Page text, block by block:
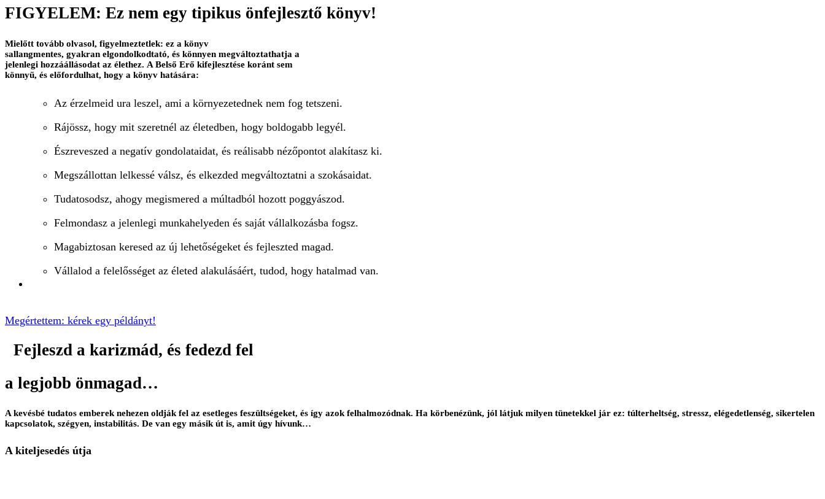
FIGYELEM: Ez nem egy tipikus önfejlesztő könyv!
Mielőtt tovább olvasol, figyelmeztetlek: ez a könyv
sallangmentes, gyakran elgondolkodtató, és könnyen megváltoztathatja a
jelenlegi hozzáállásodat az élethez. A Belső Erő kifejlesztése koránt sem
könnyű, és előfordulhat, hogy a könyv hatására:
Az érzelmeid ura leszel, ami a környezetednek nem fog tetszeni.
Rájössz, hogy mit szeretnél az életedben, hogy boldogabb legyél.
Észreveszed a negatív gondolataidat, és reálisabb nézőpontot alakítasz ki.
Megszállottan lelkessé válsz, és elkezded megváltoztatni a szokásaidat.
Tudatosodsz, ahogy megismered a múltadból hozott poggyászod.
Felmondasz a jelenlegi munkahelyeden és saját vállalkozásba fogsz.
Magabiztosan keresed az új lehetőségeket és fejleszted magad.
Vállalod a felelősséget az életed alakulásáért, tudod, hogy hatalmad van.
Megértettem: kérek egy példányt!
Fejleszd a karizmád, és fedezd fel
a legjobb önmagad…
A kevésbé tudatos emberek nehezen oldják fel az esetleges feszültségeket, és így azok felhalmozódnak. Ha körbenézünk, jól látjuk milyen tünetekkel jár ez: túlterheltség, stressz, elégedetlenség, sikertelen
kapcsolatok, szégyen, instabilitás. De van egy másik út is, amit úgy hívunk…
A kiteljesedés útja